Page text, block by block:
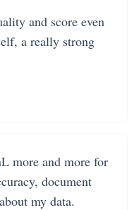
and score even
a really strong
more and more for
document
my data.